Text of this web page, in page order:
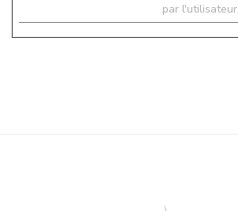
par l'utilisateur